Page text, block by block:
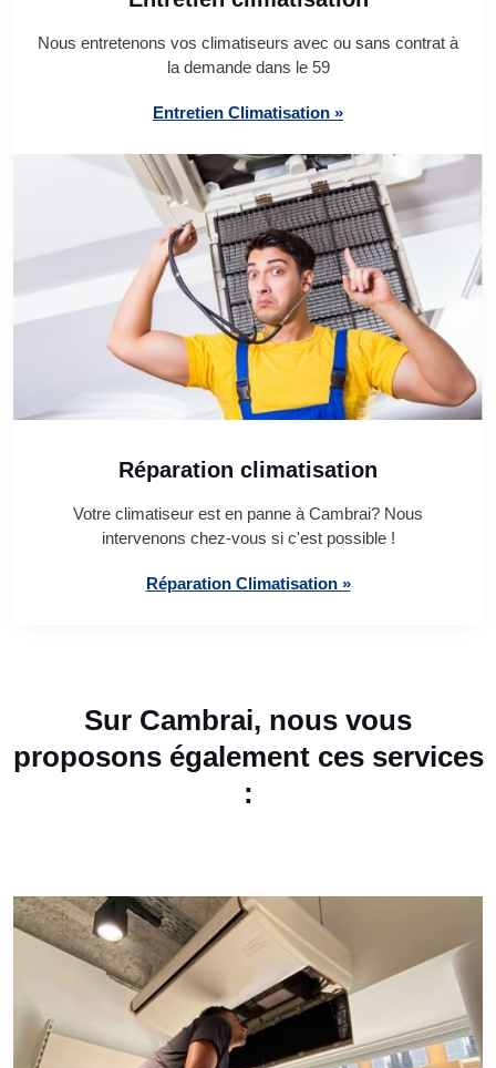
Nous entretenons vos climatiseurs avec ou sans contrat à
la demande dans le 59
Entretien Climatisation »
Réparation climatisation
Votre climatiseur est en panne à Cambrai? Nous
intervenons chez-vous si c'est possible !
Réparation Climatisation »
Sur Cambrai, nous vous
proposons également ces services
: